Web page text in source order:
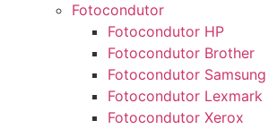
Fotocondutor
Fotocondutor HP
Fotocondutor Brother
Fotocondutor Samsung
Fotocondutor Lexmark
Fotocondutor Xerox